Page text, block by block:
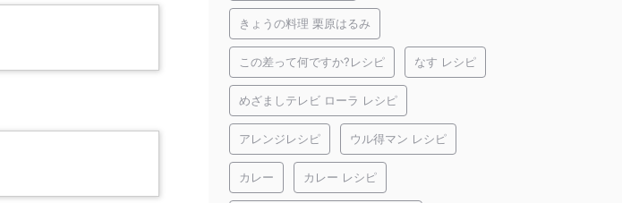
きょうの料理 栗原はるみ
この差って何ですか?レシピ なす レシピ
めざましテレビ ローラ レシピ
アレンジレシピ ウル得マン レシピ
カレー カレー レシピ